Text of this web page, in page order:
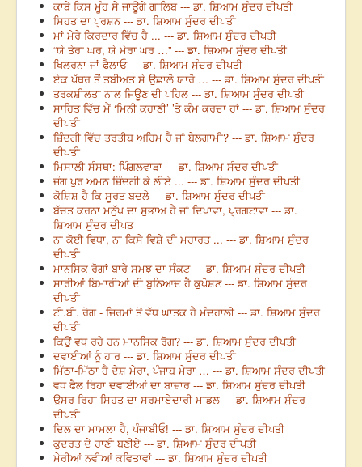
ਕਾਬੇ ਕਿਸ ਮੂੰਹ ਸੇ ਜਾਊਗੇ ਗਾਲਿਬ --- ਡਾ. ਸ਼ਿਆਮ ਸੁੰਦਰ ਦੀਪਤੀ
ਸਿਹਤ ਦਾ ਪ੍ਰਸ਼ਨ --- ਡਾ. ਸ਼ਿਆਮ ਸੁੰਦਰ ਦੀਪਤੀ
ਮਾਂ ਮੇਰੇ ਕਿਰਦਾਰ ਵਿੱਚ ਹੈ ... --- ਡਾ. ਸ਼ਿਆਮ ਸੁੰਦਰ ਦੀਪਤੀ
“ਯੇ ਤੇਰਾ ਘਰ, ਯੇ ਮੇਰਾ ਘਰ …” --- ਡਾ. ਸ਼ਿਆਮ ਸੁੰਦਰ ਦੀਪਤੀ
ਖਿਲਰਨਾ ਜਾਂ ਫੈਲਾਓ --- ਡਾ. ਸ਼ਿਆਮ ਸੁੰਦਰ ਦੀਪਤੀ
ਏਕ ਪੱਥਰ ਤੋਂ ਤਬੀਅਤ ਸੇ ਉਛਾਲੋ ਯਾਰੋ … --- ਡਾ. ਸ਼ਿਆਮ ਸੁੰਦਰ ਦੀਪਤੀ
ਤਰਕਸ਼ੀਲਤਾ ਨਾਲ ਜਿਊਣ ਦੀ ਪਹਿਲ --- ਡਾ. ਸ਼ਿਆਮ ਸੁੰਦਰ ਦੀਪਤੀ
ਸਾਹਿਤ ਵਿੱਚ ਮੈਂ ‘ਮਿਨੀ ਕਹਾਣੀ’ ’ਤੇ ਕੰਮ ਕਰਦਾ ਹਾਂ --- ਡਾ. ਸ਼ਿਆਮ ਸੁੰਦਰ
ਦੀਪਤੀ
ਜ਼ਿੰਦਗੀ ਵਿੱਚ ਤਰਤੀਬ ਅਹਿਮ ਹੈ ਜਾਂ ਬੇਲਗਾਮੀ? --- ਡਾ. ਸ਼ਿਆਮ ਸੁੰਦਰ
ਦੀਪਤੀ
ਮਿਸਾਲੀ ਸੰਸਥਾ: ਪਿੰਗਲਵਾੜਾ --- ਡਾ. ਸ਼ਿਆਮ ਸੁੰਦਰ ਦੀਪਤੀ
ਜੰਗ ਪੁਰ ਅਮਨ ਜ਼ਿੰਦਗੀ ਕੇ ਲੀਏ ... --- ਡਾ. ਸ਼ਿਆਮ ਸੁੰਦਰ ਦੀਪਤੀ
ਕੋਸ਼ਿਸ਼ ਹੈ ਕਿ ਸੂਰਤ ਬਦਲੇ --- ਡਾ. ਸ਼ਿਆਮ ਸੁੰਦਰ ਦੀਪਤੀ
ਬੱਚਤ ਕਰਨਾ ਮਨੁੱਖ ਦਾ ਸੁਭਾਅ ਹੈ ਜਾਂ ਦਿਖਾਵਾ, ਪ੍ਰਗਟਾਵਾ --- ਡਾ.
ਸ਼ਿਆਮ ਸੁੰਦਰ ਦੀਪਤ
ਨਾ ਕੋਈ ਵਿਧਾ, ਨਾ ਕਿਸੇ ਵਿਸ਼ੇ ਦੀ ਮਹਾਰਤ ... --- ਡਾ. ਸ਼ਿਆਮ ਸੁੰਦਰ
ਦੀਪਤੀ
ਮਾਨਸਿਕ ਰੋਗਾਂ ਬਾਰੇ ਸਮਝ ਦਾ ਸੰਕਟ --- ਡਾ. ਸ਼ਿਆਮ ਸੁੰਦਰ ਦੀਪਤੀ
ਸਾਰੀਆਂ ਬਿਮਾਰੀਆਂ ਦੀ ਬੁਨਿਆਦ ਹੈ ਕੁਪੋਸ਼ਣ --- ਡਾ. ਸ਼ਿਆਮ ਸੁੰਦਰ
ਦੀਪਤੀ
ਟੀ.ਬੀ. ਰੋਗ - ਜਿਰਮਾਂ ਤੋਂ ਵੱਧ ਘਾਤਕ ਹੈ ਮੰਦਹਾਲੀ --- ਡਾ. ਸ਼ਿਆਮ ਸੁੰਦਰ
ਦੀਪਤੀ
ਕਿਉਂ ਵਧ ਰਹੇ ਹਨ ਮਾਨਸਿਕ ਰੋਗ? --- ਡਾ. ਸ਼ਿਆਮ ਸੁੰਦਰ ਦੀਪਤੀ
ਦਵਾਈਆਂ ਨੂੰ ਹਾਰ --- ਡਾ. ਸ਼ਿਆਮ ਸੁੰਦਰ ਦੀਪਤੀ
ਮਿੱਠਾ-ਮਿੱਠਾ ਹੈ ਦੇਸ਼ ਮੇਰਾ, ਪੰਜਾਬ ਮੇਰਾ … --- ਡਾ. ਸ਼ਿਆਮ ਸੁੰਦਰ ਦੀਪਤੀ
ਵਧ ਫੈਲ ਰਿਹਾ ਦਵਾਈਆਂ ਦਾ ਬਾਜ਼ਾਰ --- ਡਾ. ਸ਼ਿਆਮ ਸੁੰਦਰ ਦੀਪਤੀ
ਉਸਰ ਰਿਹਾ ਸਿਹਤ ਦਾ ਸਰਮਾਏਦਾਰੀ ਮਾਡਲ --- ਡਾ. ਸ਼ਿਆਮ ਸੁੰਦਰ
ਦੀਪਤੀ
ਦਿਲ ਦਾ ਮਾਮਲਾ ਹੈ, ਪੰਜਾਬੀਓ! --- ਡਾ. ਸ਼ਿਆਮ ਸੁੰਦਰ ਦੀਪਤੀ
ਕੁਦਰਤ ਦੇ ਹਾਣੀ ਬਣੀਏ --- ਡਾ. ਸ਼ਿਆਮ ਸੁੰਦਰ ਦੀਪਤੀ
ਮੇਰੀਆਂ ਨਵੀਆਂ ਕਵਿਤਾਵਾਂ --- ਡਾ. ਸ਼ਿਆਮ ਸੁੰਦਰ ਦੀਪਤੀ